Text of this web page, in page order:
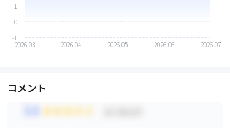
-1
0
1
2026-03 2026-04 2026-05 2026-06 2026-07
コメント